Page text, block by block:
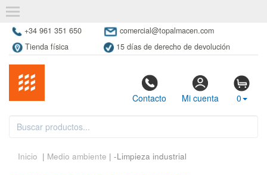
+34 961 351 650
comercial@topalmacen.com
Tienda física
15 días de derecho de devolución
Contacto Mi cuenta 0
Inicio | Medio ambiente | -Limpieza industrial